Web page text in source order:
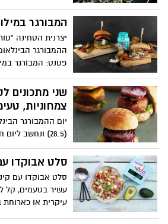
וטעימים. זו
שמחפש לשלב
נפגשים במנה אחת
באדיבות מחלקת
המבורגר
יצרנית הטחינה
ההמבורגר
פטנט: המבורגר
המוגשת בלחמניית
טריים וצלויים
המנה קלה באופן
החגיגה המושלמת
העולם.
שני מתכונים
צמחוניות,
יום ההמבורגר
(28.5) ונחשב
בישראל,
הכי פופולאריים
צמחונית שהיא לא
הבינלאומי למוצרי
מתכונים, שהם
סלט אבוקדו
סלט אבוקדו עם
עשיר בטעמים, קל
עיקרית או כארוחת